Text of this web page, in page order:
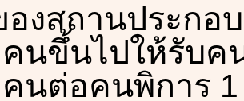
องสถานประกอ
คนขึ้นไปให้รับค
คนต่อคนพิการ